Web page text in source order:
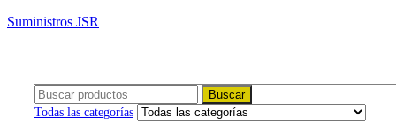
Suministros JSR
Buscar:
Buscar
Todas las categorías